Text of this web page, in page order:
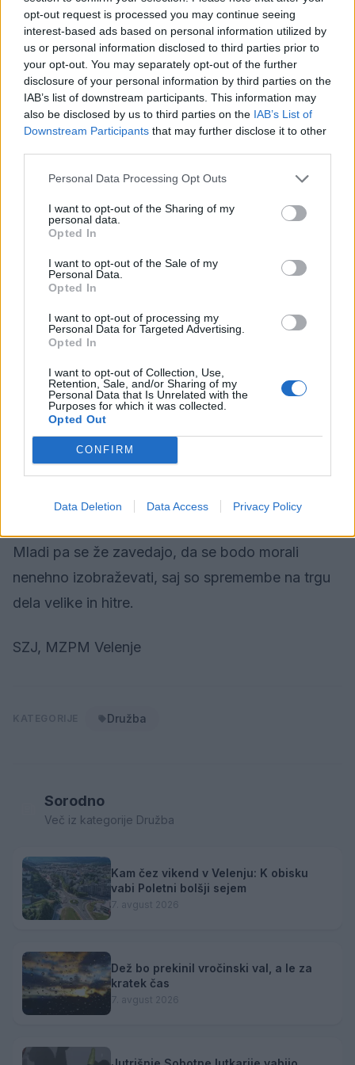
opt-out request is processed you may continue seeing
interest-based ads based on personal information utilized by
us or personal information disclosed to third parties prior to
your opt-out. You may separately opt-out of the further
disclosure of your personal information by third parties on the
IAB’s list of downstream participants. This information may
also be disclosed by us to third parties on the IAB’s List of
Downstream Participants that may further disclose it to other
Personal Data Processing Opt Outs
I want to opt-out of the Sharing of my
personal data.
Opted In
I want to opt-out of the Sale of my
Personal Data.
Opted In
I want to opt-out of processing my
Personal Data for Targeted Advertising.
Opted In
I want to opt-out of Collection, Use,
Retention, Sale, and/or Sharing of my
Personal Data that Is Unrelated with the
Purposes for which it was collected.
Opted Out
CONFIRM
Data Deletion Data Access Privacy Policy
Iva Čurković(OŠ Polzela) inMatevž Kovačič
(OŠ Vransko-Tabor).
Voditeljica pogovora Tina Felicijan je ob koncu
vroče, dve uri in pol dolge razprave, ki so jo
parlamentarci razvili tudi na »chatu«, mladim
položila na srce:»Izbira poklica, oziroma srednje
šole in morda nato fakultete, res ni enostavna.
To je odločitev, ki je pomembna za prihodnost.
Vendar prihodnosti ne zapečati. Poklicna kariera
Pravzaprav vedno redkeje. Danes so
interdisciplinarni in vam dajo širino, da ste bolj
odveč in vsaka izkušnja je za nekaj dobra. Še
naprej si prizadevajte za spoštljive odnose,
mirno reševanje sporov, solidarnost – bodite
sprememba, ki jo želite videti v svetu. Vendar
tista sprememba, ki človeštvu kot celoti prinaša
blaginjo in trajnostni razvoj.«
Mladi pa se že zavedajo, da se bodo morali
nenehno izobraževati, saj so spremembe na trgu
dela velike in hitre.
SZJ, MZPM Velenje
Družba
Sorodno
Več iz kategorije Družba
Kam čez vikend v Velenju: K obisku
vabi Poletni bolšji sejem
7. avgust 2026
Dež bo prekinil vročinski val, a le za
kratek čas
7. avgust 2026